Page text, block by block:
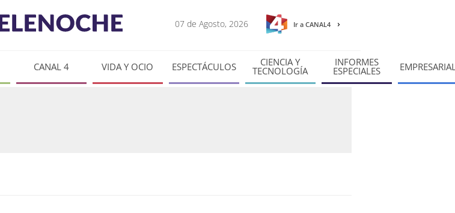
07 de Agosto, 2026 Ir a CANAL4
CANAL 4 VIDA Y OCIO ESPECTÁCULOS CIENCIA Y
TECNOLOGÍA
INFORMES
ESPECIALES